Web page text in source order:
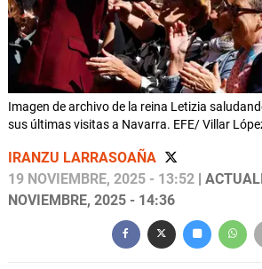
Imagen de archivo de la reina Letizia
sus últimas visitas a Navarra. EFE/ Villar
IRANZU LARRASOAÑA
19 NOVIEMBRE, 2025 - 13:52 |
NOVIEMBRE, 2025 - 14:36